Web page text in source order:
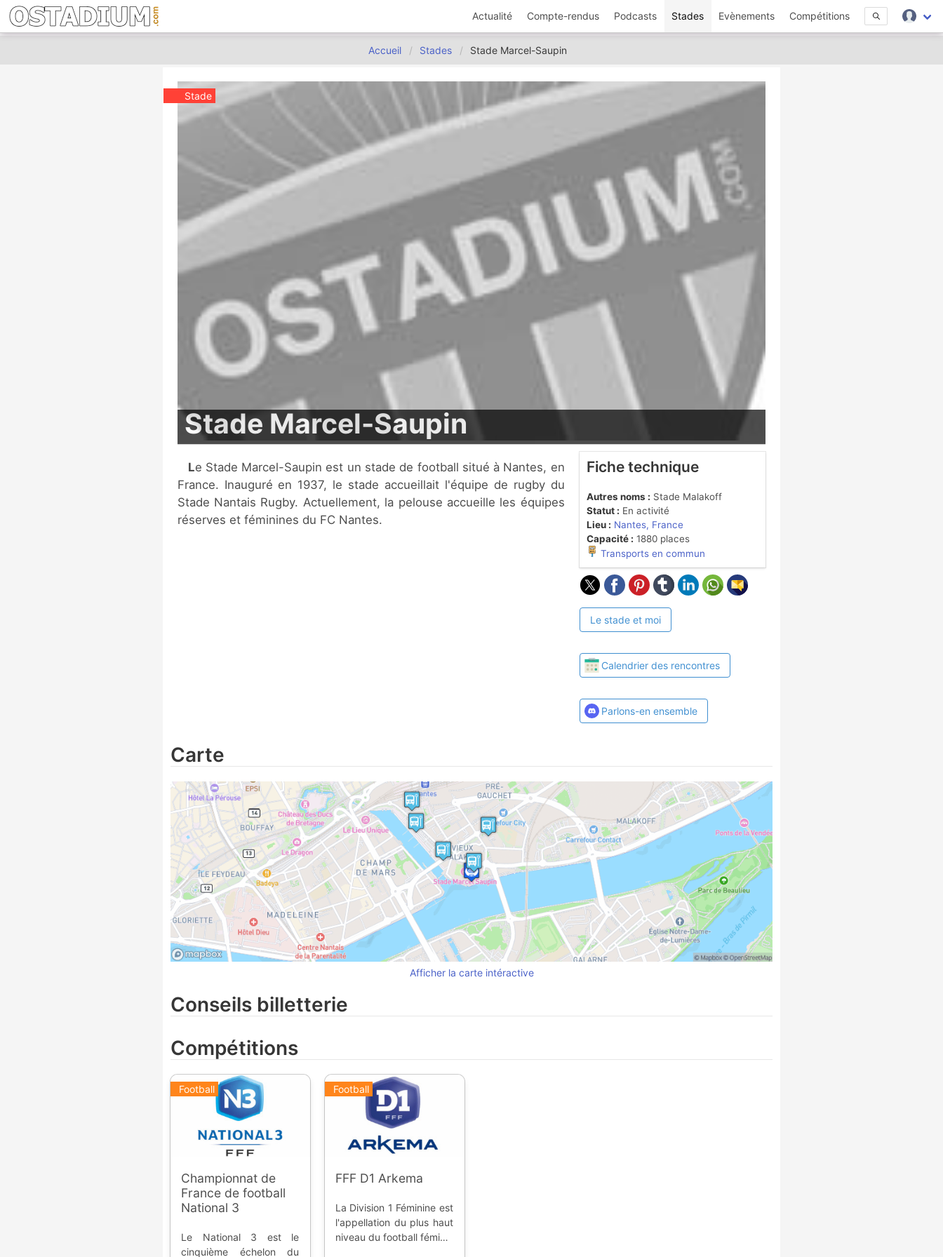
Actualité Compte-rendus Podcasts Stades Evènements Compétitions
Accueil Stades Stade Marcel-Saupin
Stade
Stade Marcel-Saupin
Le Stade Marcel-Saupin est un stade de football situé à Nantes, en
France. Inauguré en 1937, le stade accueillait l'équipe de rugby du
Stade Nantais Rugby. Actuellement, la pelouse accueille les équipes
réserves et féminines du FC Nantes.
Fiche technique
Autres noms : Stade Malakoff
Statut : En activité
Lieu : Nantes, France
Capacité : 1880 places
Transports en commun
Le stade et moi
Calendrier des rencontres
Parlons-en ensemble
Carte
Afficher la carte intéractive
Conseils billetterie
Compétitions
Football
Championnat de
France de football
National 3
Le National 3 est le
cinquième échelon du
Football
FFF D1 Arkema
La Division 1 Féminine est
l'appellation du plus haut
niveau du football féminin